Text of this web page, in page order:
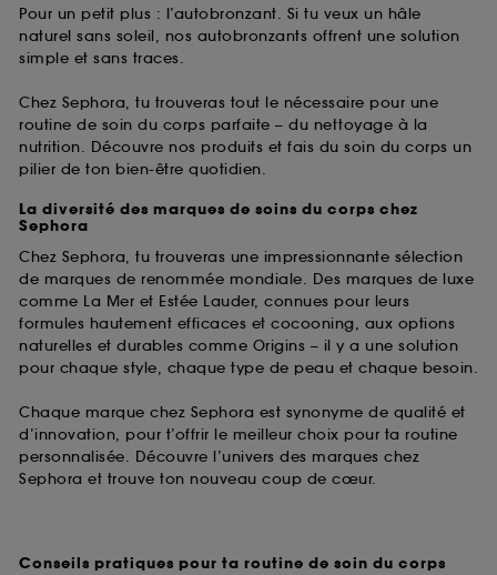
Pour un petit plus : l’autobronzant. Si tu veux un hâle
naturel sans soleil, nos autobronzants offrent une solution
simple et sans traces.
Chez Sephora, tu trouveras tout le nécessaire pour une
routine de soin du corps parfaite – du nettoyage à la
nutrition. Découvre nos produits et fais du soin du corps un
pilier de ton bien-être quotidien.
La diversité des marques de soins du corps chez
Sephora
Chez Sephora, tu trouveras une impressionnante sélection
de marques de renommée mondiale. Des marques de luxe
comme La Mer et Estée Lauder, connues pour leurs
formules hautement efficaces et cocooning, aux options
naturelles et durables comme Origins – il y a une solution
pour chaque style, chaque type de peau et chaque besoin.
Chaque marque chez Sephora est synonyme de qualité et
d’innovation, pour t’offrir le meilleur choix pour ta routine
personnalisée. Découvre l’univers des marques chez
Sephora et trouve ton nouveau coup de cœur.
Conseils pratiques pour ta routine de soin du corps